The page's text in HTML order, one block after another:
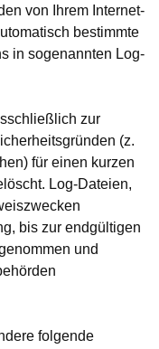
von Ihrem Internet-
bestimmte
in sogenannten Log-
zur
(z.
für einen kurzen
Log-Dateien,
bis zur endgültigen
und
folgende